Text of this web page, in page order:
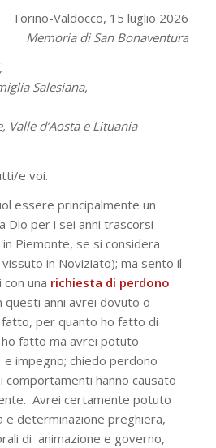
Torino-Valdocco, 15 luglio 2026
Memoria di San Bonaventura
Salesiana,
Valle d’Aosta e Lituania
e voi.
essere principalmente un
Dio per i sei anni trascorsi
Piemonte, se si considera
in Noviziato); ma sento il
una richiesta di perdono
anni avrei dovuto o
per quanto ho fatto di
fatto ma avrei potuto
impegno; chiedo perdono
comportamenti hanno causato
Avrei certamente potuto
e determinazione preghiera,
di animazione e governo,